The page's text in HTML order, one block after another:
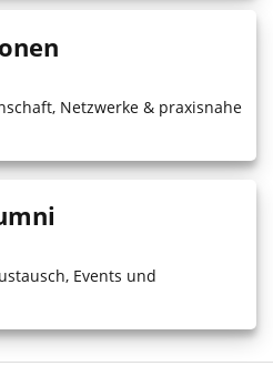
Netzwerke & praxisnahe
Events und